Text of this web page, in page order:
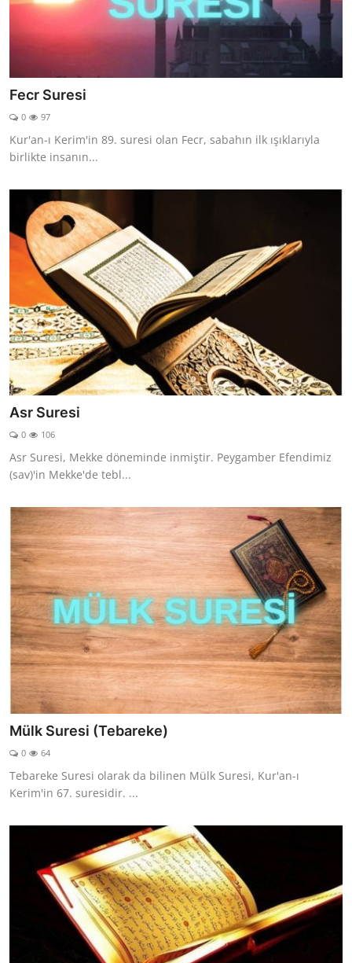
Fecr Suresi
0 97
Kur'an-ı Kerim'in 89. suresi olan Fecr, sabahın ilk ışıklarıyla
birlikte insanın...
Asr Suresi
0 106
Asr Suresi, Mekke döneminde inmiştir. Peygamber Efendimiz
(sav)'in Mekke'de tebl...
Mülk Suresi (Tebareke)
0 64
Tebareke Suresi olarak da bilinen Mülk Suresi, Kur'an-ı
Kerim'in 67. suresidir. ...